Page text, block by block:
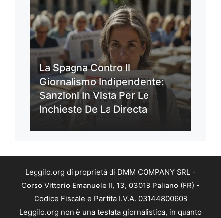
La Spagna Contro Il
Giornalismo Indipendente:
Sanzioni In Vista Per Le
Inchieste De La Directa
Leggilo.org di proprietà di DMM COMPANY SRL -
Corso Vittorio Emanuele II, 13, 03018 Paliano (FR) -
Codice Fiscale e Partita I.V.A. 03144800608
Leggilo.org non è una testata giornalistica, in quanto